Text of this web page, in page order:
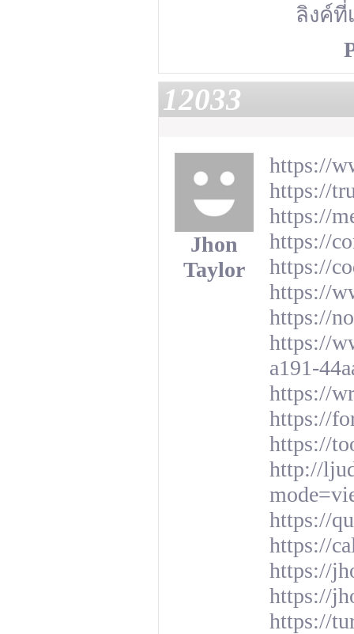
ลิงค์ที่
12033
Jhon
Taylor
https://
https://
https://
https://
https://
https://
https://
https://
a191-
https://
https://
https://
http://
https://
https://
https://
https://
https://